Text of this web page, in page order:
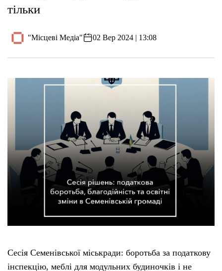
тільки
"Місцеві Медіа" 02 Вер 2024 | 13:08
Сесія Семенівської міськради: боротьба за податкову
інспекцію, меблі для модульних будиночків і не